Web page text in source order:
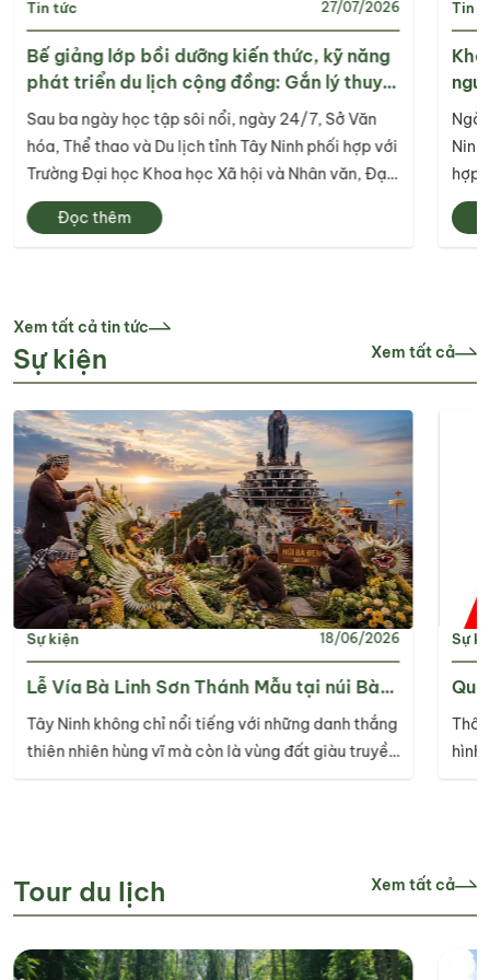
Tin tức 27/07/2026
Bế giảng lớp bồi dưỡng kiến thức, kỹ năng
phát triển du lịch cộng đồng: Gắn lý thuyết
với thực tiễn, lan tỏa tư duy, phát triển du
lịch bền vững
Sau ba ngày học tập sôi nổi, ngày 24/7, Sở Văn
hóa, Thể thao và Du lịch tỉnh Tây Ninh phối hợp với
Trường Đại học Khoa học Xã hội và Nhân văn, Đại
học Quốc gia Thành phố Hồ Chí Minh tổ chức bế
giảng Lớp bồi dưỡng kiến thức, kỹ năng phát triển
Đọc thêm
Tin
hợp
Xem tất cả tin tức
Sự kiện Xem tất cả
Sự kiện 18/06/2026
Lễ Vía Bà Linh Sơn Thánh Mẫu tại núi Bà
Đen – Nét đẹp văn hoá tâm linh của Nam
Bộ
Tây Ninh không chỉ nổi tiếng với những danh thắng
thiên nhiên hùng vĩ mà còn là vùng đất giàu truyền
thống văn hóa, tín ngưỡng. Trong đó, Lễ Vía Bà
mỗi năm.
Sự
hình
nghị
Tour du lịch Xem tất cả